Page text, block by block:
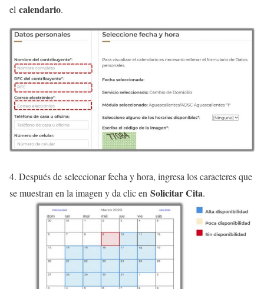
el calendario.
4. Después de seleccionar fecha y hora, ingresa los caracteres que
se muestran en la imagen y da clic en Solicitar Cita.